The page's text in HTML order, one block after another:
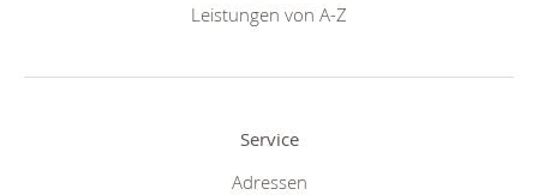
Leistungen von A-Z
Service
Adressen